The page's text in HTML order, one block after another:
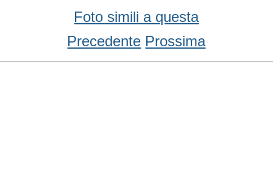
Foto simili a questa
Precedente Prossima